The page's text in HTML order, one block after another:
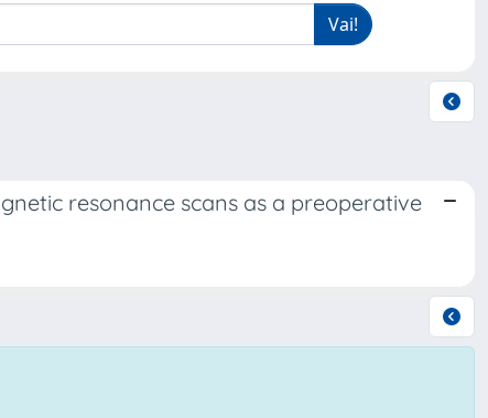
resonance scans as a preoperative